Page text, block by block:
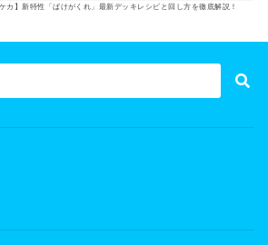
ケカ】新特性「ばけがくれ」最新デッキレシピと回し方を徹底解説！